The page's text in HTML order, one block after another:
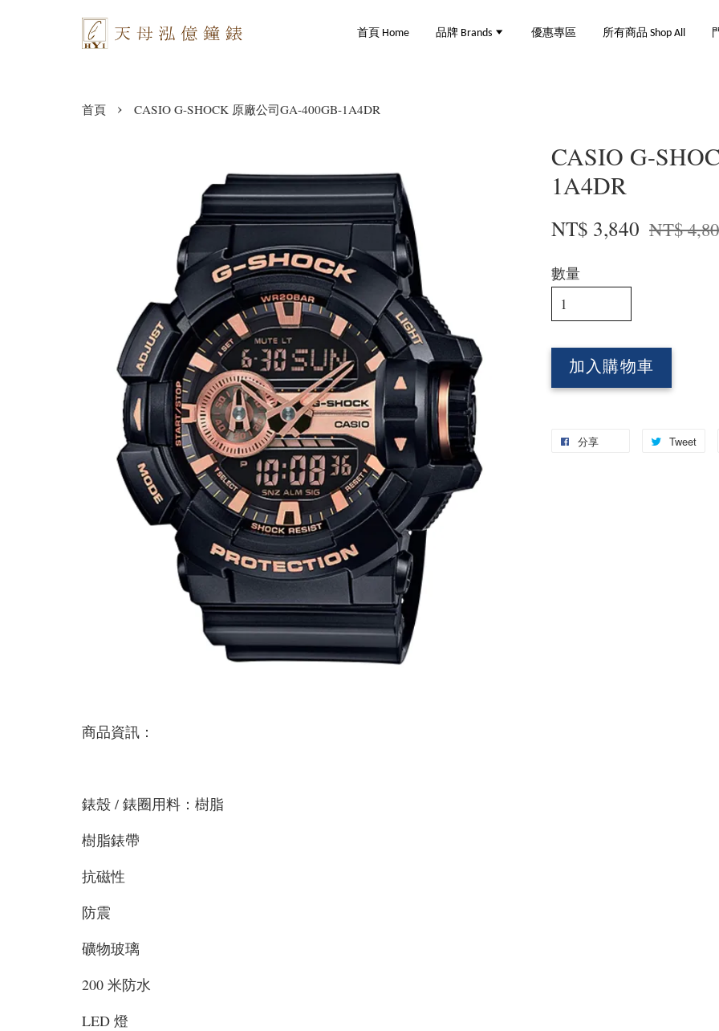
首頁 Home 品牌 Brands 優惠專區 所有商品 Shop All
首頁 › CASIO G-SHOCK 原廠公司GA-400GB-1A4DR
CASIO G-
1A4DR
NT$ 3,840 NT$
數量
加入購物車
分享 Tweet
商品資訊：
錶殼 / 錶圈用料：樹脂
樹脂錶帶
抗磁性
防震
礦物玻璃
200 米防水
LED 燈